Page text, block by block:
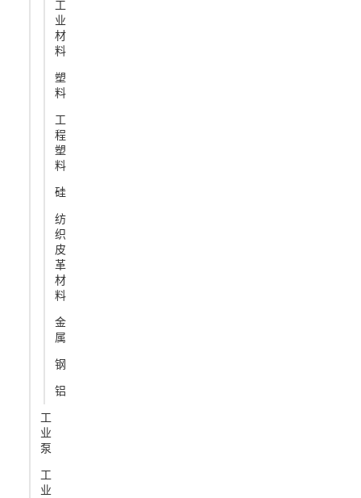
工
业
材
料
塑
料
工
程
塑
料
硅
纺
织
皮
革
材
料
金
属
钢
铝
工
业
泵
工
业